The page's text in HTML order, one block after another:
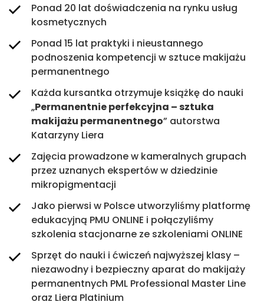
Brwi BEAUTY BROWS – 2 dni
Szkolenia Social Media
Ponad 20 lat doświadczenia na rynku usług
kosmetycznych
Ponad 15 lat praktyki i nieustannego
podnoszenia kompetencji w sztuce makijażu
permanentnego
Każda kursantka otrzymuje książkę do nauki
„Permanentnie perfekcyjna – sztuka
makijażu permanentnego” autorstwa
Katarzyny Liera
Zajęcia prowadzone w kameralnych grupach
przez uznanych ekspertów w dziedzinie
mikropigmentacji
Jako pierwsi w Polsce utworzyliśmy platformę
edukacyjną PMU ONLINE i połączyliśmy
szkolenia stacjonarne ze szkoleniami ONLINE
Sprzęt do nauki i ćwiczeń najwyższej klasy –
niezawodny i bezpieczny aparat do makijaży
permanentnych PML Professional Master Line
oraz Liera Platinium